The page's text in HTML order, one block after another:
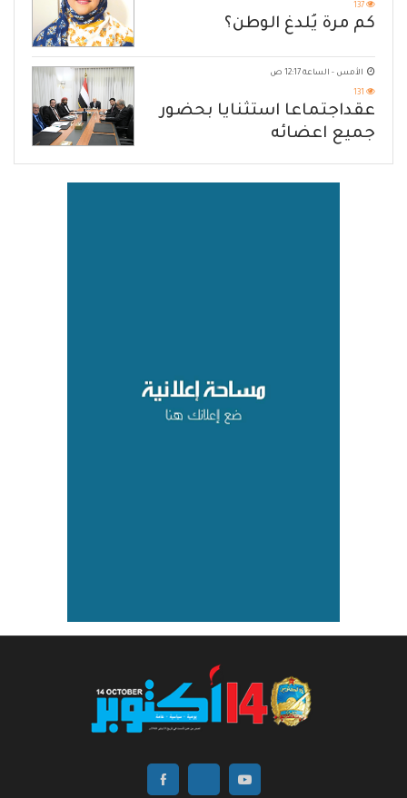
137
كم مرة يُلدغ الوطن؟
الأمس - الساعة 12:17 ص
131
عقداجتماعا استثنايا بحضور
جميع اعضائه